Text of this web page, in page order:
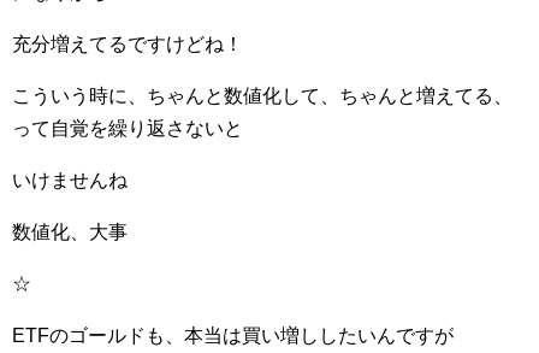
充分増えてるですけどね！
こういう時に、ちゃんと数値化して、ちゃんと増えてる、
って自覚を繰り返さないと
いけませんね
数値化、大事
☆
ETFのゴールドも、本当は買い増ししたいんですが